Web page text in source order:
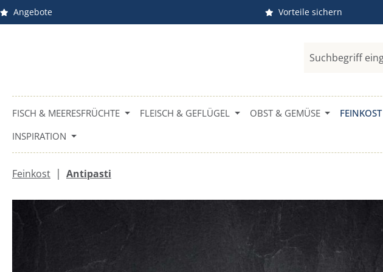
Hauptinhalt springen
Zur Suche springen
Zur Hauptnavigation springen
Angebote Vorteile sichern
FISCH & MEERESFRÜCHTE FLEISCH & GEFLÜGEL OBST & GEMÜSE FEINKOST
INSPIRATION
Feinkost | Antipasti
Bildergalerie überspringen